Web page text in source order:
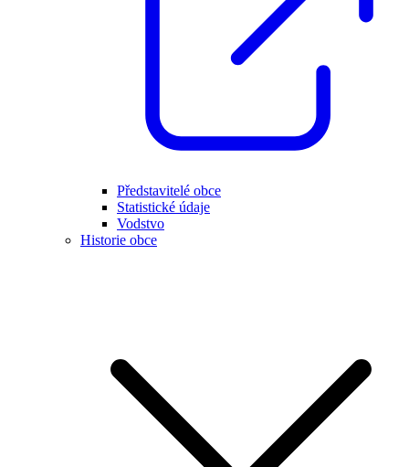
Představitelé obce
Statistické údaje
Vodstvo
Historie obce